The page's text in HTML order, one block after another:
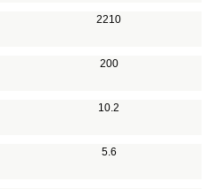
2210
200
10.2
5.6